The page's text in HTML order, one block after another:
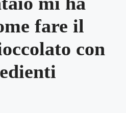
fare il
con